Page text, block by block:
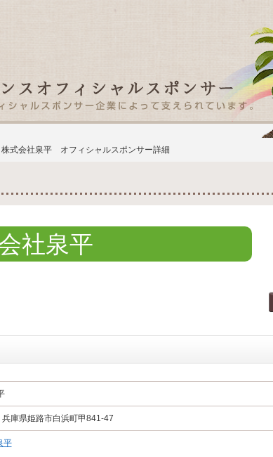
株式会社泉平 オフィシャルスポンサー詳細
社泉平
庫県姫路市白浜町甲841-47
平